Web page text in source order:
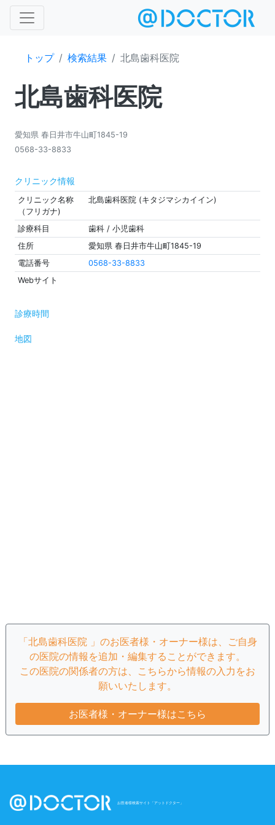
トップ 検索結果 北島歯科医院
北島歯科医院
愛知県 春日井市牛山町1845-19
0568-33-8833
クリニック情報
クリニック名称
（フリガナ)
北島歯科医院 (キタジマシカイイン)
診療科目
歯科 / 小児歯科
住所
愛知県 春日井市牛山町1845-19
電話番号
0568-33-8833
Webサイト
診療時間
地図
「北島歯科医院 」のお医者様・オーナー様は、ご自身
の医院の情報を追加・編集することができます。
この医院の関係者の方は、こちらから情報の入力をお
願いいたします。
お医者様・オーナー様はこちら
お医者様検索サイト「アットドクター」